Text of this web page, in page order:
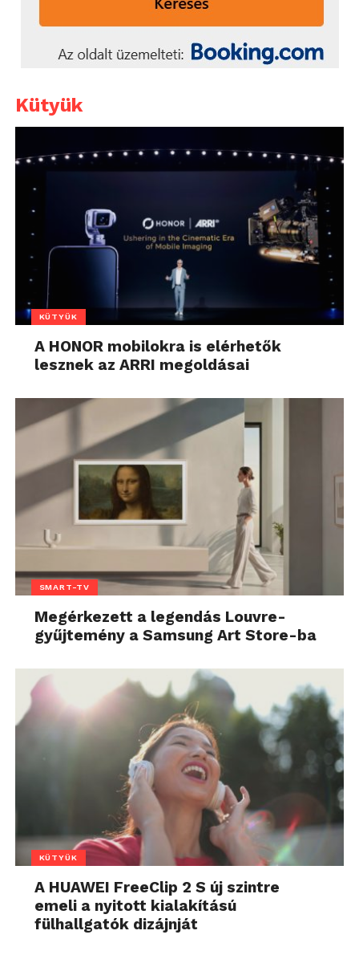
Kütyük
KÜTYÜK
A HONOR mobilokra is elérhetők
lesznek az ARRI megoldásai
SMART-TV
Megérkezett a legendás Louvre-
gyűjtemény a Samsung Art Store-ba
KÜTYÜK
A HUAWEI FreeClip 2 S új szintre
emeli a nyitott kialakítású
fülhallgatók dizájnját